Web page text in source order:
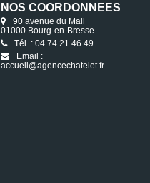
NOS COORDONNÉES
90 avenue du Mail
01000 Bourg-en-Bresse
Tél. : 04.74.21.46.49
Email :
accueil@agencechatelet.fr